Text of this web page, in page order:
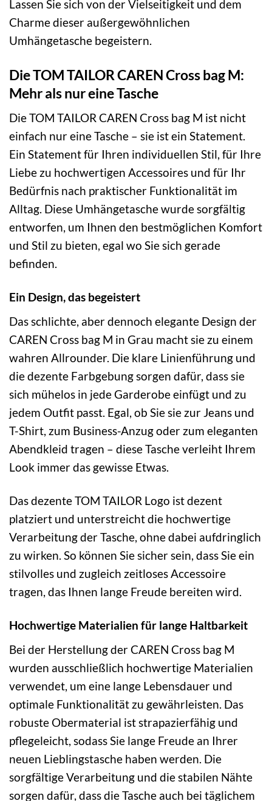
Lassen Sie sich von der Vielseitigkeit und dem
Charme dieser außergewöhnlichen
Umhängetasche begeistern.
Die TOM TAILOR CAREN Cross bag M:
Mehr als nur eine Tasche
Die TOM TAILOR CAREN Cross bag M ist nicht
einfach nur eine Tasche – sie ist ein Statement.
Ein Statement für Ihren individuellen Stil, für Ihre
Liebe zu hochwertigen Accessoires und für Ihr
Bedürfnis nach praktischer Funktionalität im
Alltag. Diese Umhängetasche wurde sorgfältig
entworfen, um Ihnen den bestmöglichen Komfort
und Stil zu bieten, egal wo Sie sich gerade
befinden.
Ein Design, das begeistert
Das schlichte, aber dennoch elegante Design der
CAREN Cross bag M in Grau macht sie zu einem
wahren Allrounder. Die klare Linienführung und
die dezente Farbgebung sorgen dafür, dass sie
sich mühelos in jede Garderobe einfügt und zu
jedem Outfit passt. Egal, ob Sie sie zur Jeans und
T-Shirt, zum Business-Anzug oder zum eleganten
Abendkleid tragen – diese Tasche verleiht Ihrem
Look immer das gewisse Etwas.
Das dezente TOM TAILOR Logo ist dezent
platziert und unterstreicht die hochwertige
Verarbeitung der Tasche, ohne dabei aufdringlich
zu wirken. So können Sie sicher sein, dass Sie ein
stilvolles und zugleich zeitloses Accessoire
tragen, das Ihnen lange Freude bereiten wird.
Hochwertige Materialien für lange Haltbarkeit
Bei der Herstellung der CAREN Cross bag M
wurden ausschließlich hochwertige Materialien
verwendet, um eine lange Lebensdauer und
optimale Funktionalität zu gewährleisten. Das
robuste Obermaterial ist strapazierfähig und
pflegeleicht, sodass Sie lange Freude an Ihrer
neuen Lieblingstasche haben werden. Die
sorgfältige Verarbeitung und die stabilen Nähte
sorgen dafür, dass die Tasche auch bei täglichem